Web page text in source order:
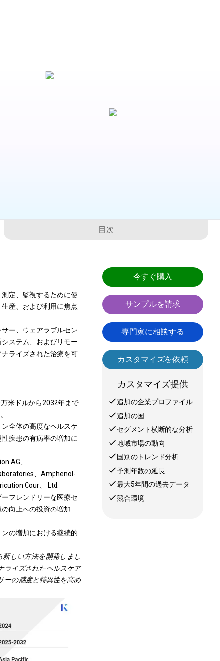
目次
定、監視するために使
産、および利用に焦点
ー、ウェアラブルセン
ステム、およびリモー
ライズされた治療を可
米ドルから2032年まで
全体の高度なヘルスケ
疾患の有病率の増加に
AG、
、Amphenol-
Cour、 Ltd.
フレンドリーな医療セ
向上への投資の増加
の増加における継続的
しい方法を開発しまし
ライズされたヘルスケア
ーの感度と特異性を高め
今すぐ購入
サンプルを請求
専門家に相談する
カスタマイズを依頼
カスタマイズ提供
追加の企業プロファイル
追加の国
セグメント横断的な分析
地域市場の動向
国別のトレンド分析
予測年数の延長
最大5年間の過去データ
競合環境